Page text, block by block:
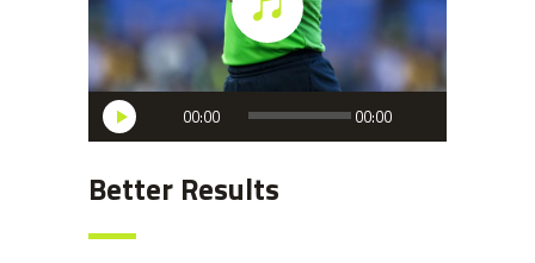
Audio
Player
00:00 00:00
Better Results